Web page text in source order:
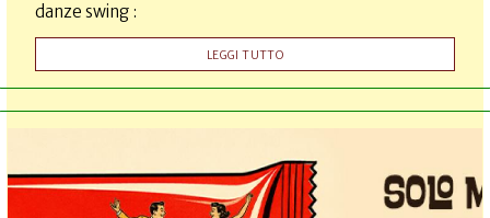
danze swing :
LEGGI TUTTO